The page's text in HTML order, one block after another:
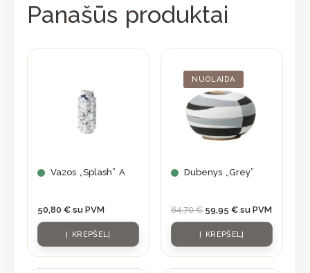
Panašūs produktai
Vazos „Splash” A
50,80 € su PVM
Į KREPŠELĮ
NUOLAIDA
Dubenys „Grey”
84,70€
was:
84,70 €.
59,95 €
is:
59,95 €.
su PVM
Į KREPŠELĮ